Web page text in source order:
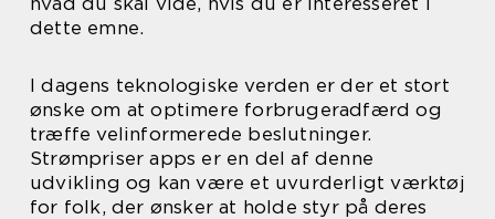
dette emne.
I dagens teknologiske verden er der et stort
ønske om at optimere forbrugeradfærd og
træffe velinformerede beslutninger.
Strømpriser apps er en del af denne
udvikling og kan være et uvurderligt værktøj
for folk, der ønsker at holde styr på deres